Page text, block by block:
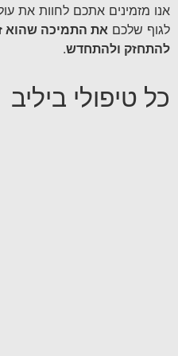
אנו מזמינים אתכם לחוות את
לגוף שלכם את התמיכה שהוא
להתחזק ולהתחדש.
כל טיפולי ביליב